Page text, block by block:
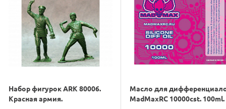
Набор фигурок ARK 80006.
Красная армия.
Масло для
MadMaxRC 10000cst. 100ml.